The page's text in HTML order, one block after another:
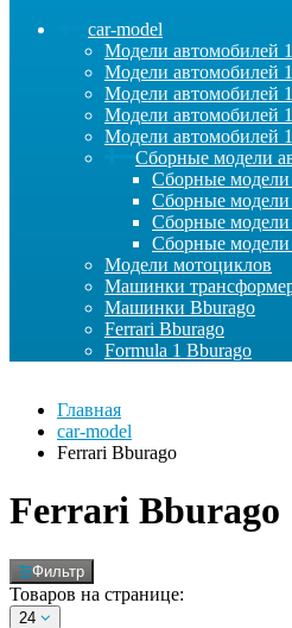
car-model
Модели автомобилей
Модели автомобилей
Модели автомобилей
Модели автомобилей
Модели автомобилей
Сборные модели
Сборные модели
Сборные модели
Сборные модели
Сборные модели
Модели мотоциклов
Машинки
Машинки Bburago
Ferrari Bburago
Formula 1 Bburago
Главная
car-model
Ferrari Bburago
Ferrari Bburago
Фильтр
Товаров на странице:
24